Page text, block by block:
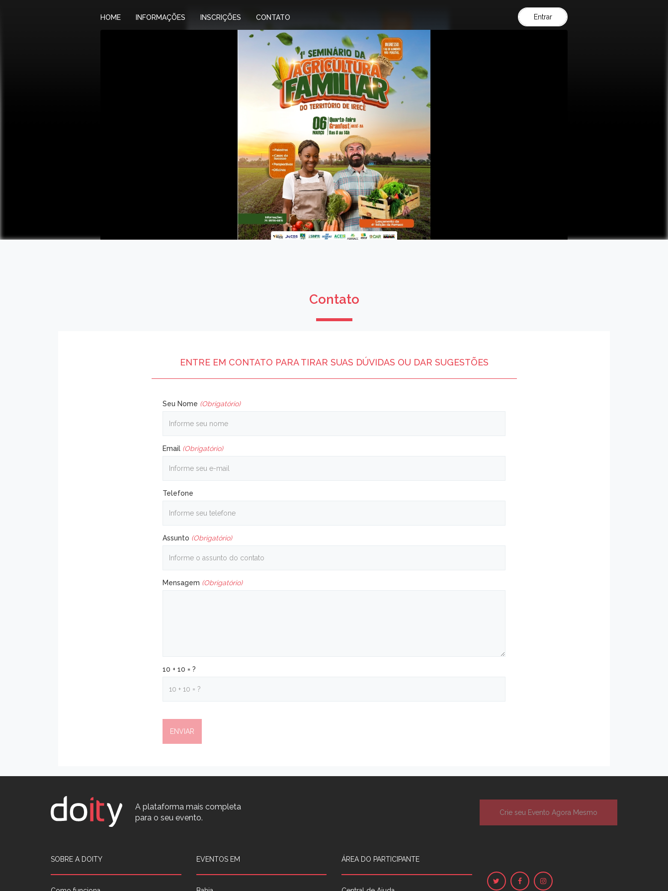
HOME INFORMAÇÕES INSCRIÇÕES CONTATO Entrar
Contato
ENTRE EM CONTATO PARA TIRAR SUAS DÚVIDAS OU DAR SUGESTÕES
Seu Nome (Obrigatório)
Email (Obrigatório)
Telefone
Assunto (Obrigatório)
Mensagem (Obrigatório)
10 + 10 = ?
A plataforma mais completa
para o seu evento.
Crie seu Evento Agora Mesmo
SOBRE A DOITY EVENTOS EM ÁREA DO PARTICIPANTE